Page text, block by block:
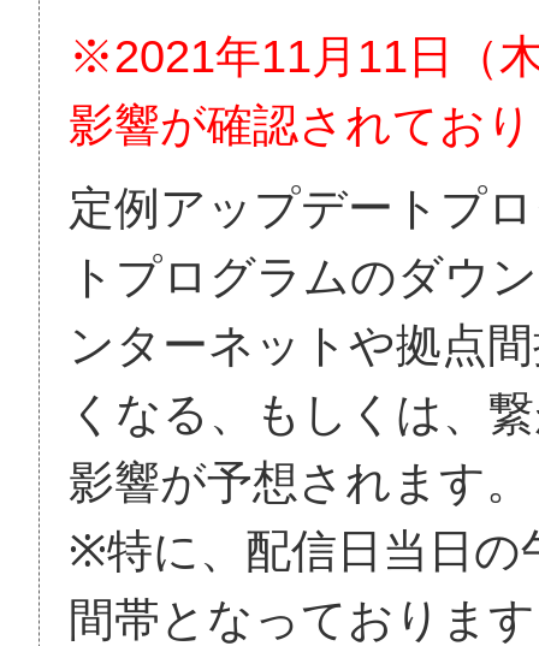
※2021年11月11日（
影響が確認されてお
定例アップデートプ
トプログラムのダウ
ンターネットや拠点
くなる、もしくは、
影響が予想されます。
※特に、配信日当日の
間帯となっておりま